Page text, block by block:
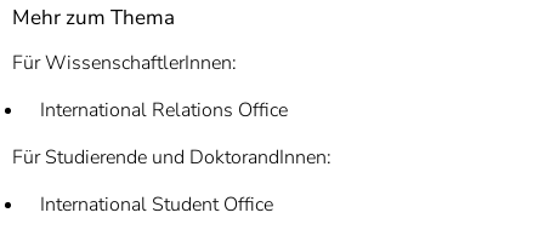
Mehr zum Thema
Für WissenschaftlerInnen:
International Relations Office
Für Studierende und DoktorandInnen:
International Student Office